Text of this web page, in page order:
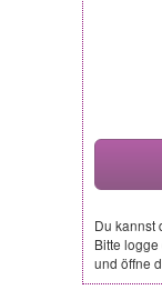
Du kannst
Bitte
und öffne